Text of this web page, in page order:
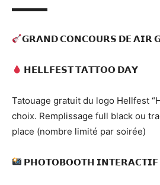
▬▬▬▬
𝗚𝗥𝗔𝗡𝗗 𝗖𝗢𝗡𝗖𝗢𝗨𝗥𝗦 𝗗𝗘 𝗔𝗜𝗥
𝗛𝗘𝗟𝗟𝗙𝗘𝗦𝗧 𝗧𝗔𝗧𝗧𝗢𝗢 𝗗𝗔𝗬
Tatouage gratuit du logo Hellfest
choix. Remplissage full black ou
place (nombre limité par soirée)
𝗣𝗛𝗢𝗧𝗢𝗕𝗢𝗢𝗧𝗛 𝗜𝗡𝗧𝗘𝗥𝗔𝗖𝗧𝗜𝗙